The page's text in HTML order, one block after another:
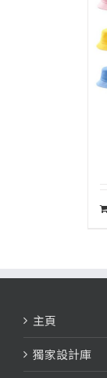
主頁
獨家設計庫